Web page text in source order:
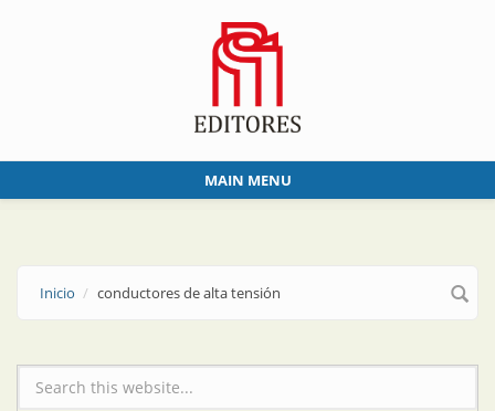
MAIN MENU
Inicio conductores de alta tensión
Formulario de búsqueda